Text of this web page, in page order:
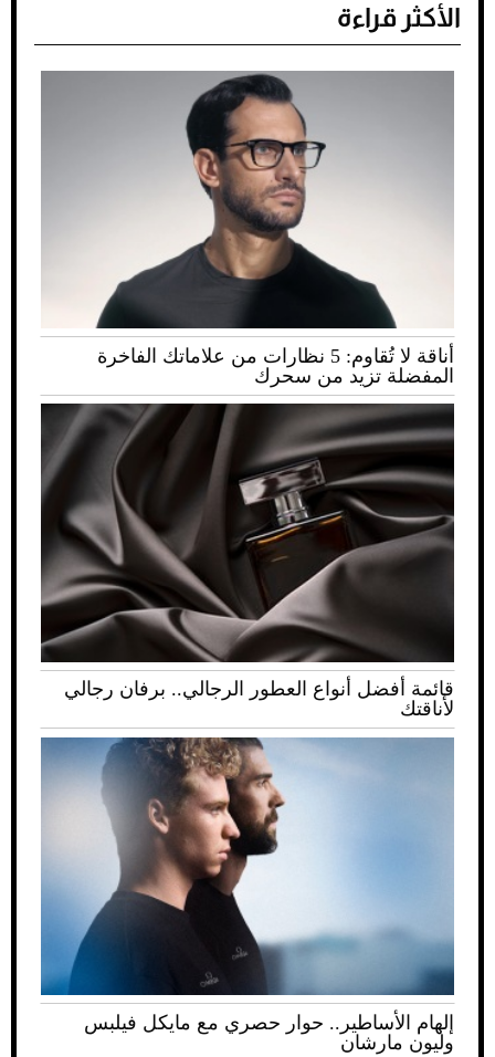
الأكثر قراءة
أناقة لا تُقاوم: 5 نظارات من علاماتك الفاخرة
المفضلة تزيد من سحرك
قائمة أفضل أنواع العطور الرجالي.. برفان رجالي
لأناقتك
إلهام الأساطير.. حوار حصري مع مايكل فيلبس
وليون مارشان